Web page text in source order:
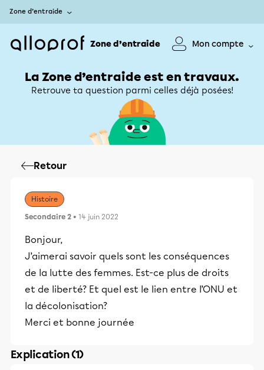
Zone d’entraide
Zone d’entraide Mon compte
La Zone d’entraide est en travaux.
Retrouve ta question parmi celles déjà posées!
Retour
Histoire
Secondaire 2 • 14 juin 2022
Bonjour,
J’aimerai savoir quels sont les conséquences
de la lutte des femmes. Est-ce plus de droits
et de liberté? Et quel est le lien entre l’ONU et
la décolonisation?
Merci et bonne journée
Explication (1)